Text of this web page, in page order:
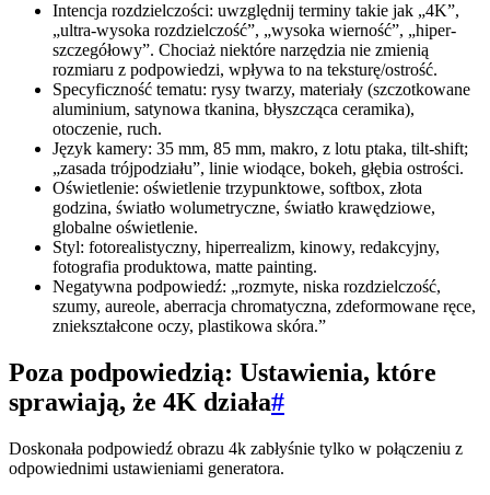
Intencja rozdzielczości: uwzględnij terminy takie jak „4K”,
„ultra-wysoka rozdzielczość”, „wysoka wierność”, „hiper-
szczegółowy”. Chociaż niektóre narzędzia nie zmienią
rozmiaru z podpowiedzi, wpływa to na teksturę/ostrość.
Specyficzność tematu: rysy twarzy, materiały (szczotkowane
aluminium, satynowa tkanina, błyszcząca ceramika),
otoczenie, ruch.
Język kamery: 35 mm, 85 mm, makro, z lotu ptaka, tilt-shift;
„zasada trójpodziału”, linie wiodące, bokeh, głębia ostrości.
Oświetlenie: oświetlenie trzypunktowe, softbox, złota
godzina, światło wolumetryczne, światło krawędziowe,
globalne oświetlenie.
Styl: fotorealistyczny, hiperrealizm, kinowy, redakcyjny,
fotografia produktowa, matte painting.
Negatywna podpowiedź: „rozmyte, niska rozdzielczość,
szumy, aureole, aberracja chromatyczna, zdeformowane ręce,
zniekształcone oczy, plastikowa skóra.”
Poza podpowiedzią: Ustawienia, które
sprawiają, że 4K działa#
Doskonała podpowiedź obrazu 4k zabłyśnie tylko w połączeniu z
odpowiednimi ustawieniami generatora.